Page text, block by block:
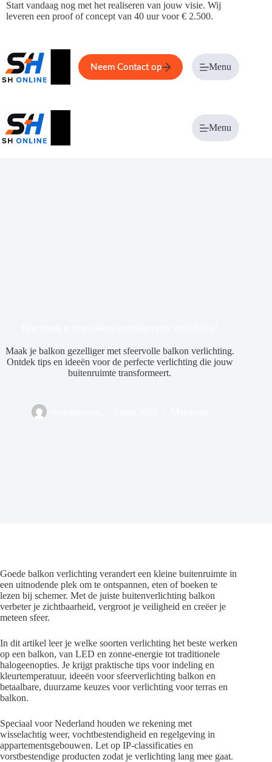
Ga
naar
Start vandaag nog met het realiseren van jouw visie. Wij
leveren een proof of concept van 40 uur voor € 2.500.
Home Service Over ons
Neem Contact op Menu
Menu
Maak je balkon gezelliger met sfeervolle balkon verlichting.
Ontdek tips en ideeën voor de perfecte verlichting die jouw
buitenruimte transformeert.
Goede balkon verlichting verandert een kleine buitenruimte in
een uitnodende plek om te ontspannen, eten of boeken te
lezen bij schemer. Met de juiste buitenverlichting balkon
verbeter je zichtbaarheid, vergroot je veiligheid en creëer je
meteen sfeer.
In dit artikel leer je welke soorten verlichting het beste werken
op een balkon, van LED en zonne-energie tot traditionele
halogeenopties. Je krijgt praktische tips voor indeling en
kleurtemperatuur, ideeën voor sfeerverlichting balkon en
betaalbare, duurzame keuzes voor verlichting voor terras en
balkon.
Speciaal voor Nederland houden we rekening met
wisselachtig weer, vochtbestendigheid en regelgeving in
appartementsgebouwen. Let op IP-classificaties en
vorstbestendige producten zodat je verlichting lang mee gaat.